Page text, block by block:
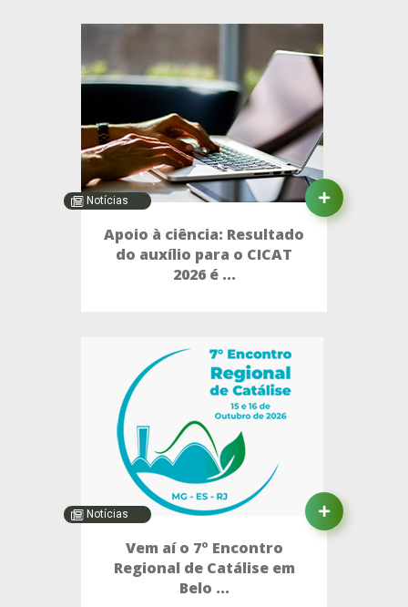
Notícias
Apoio à ciência: Resultado
do auxílio para o CICAT
2026 é ...
Notícias
Vem aí o 7º Encontro
Regional de Catálise em
Belo ...